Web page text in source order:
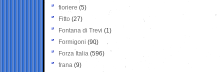
fioriere (5)
Fitto (27)
Fontana di Trevi (1)
Formigoni (90)
Forza Italia (596)
frana (9)